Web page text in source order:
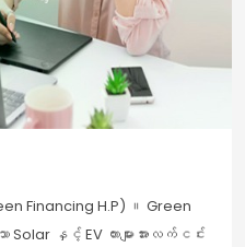
Financing H.P) ။ Green
Solar နှင့် EV ကားများအားလက်ငင်း